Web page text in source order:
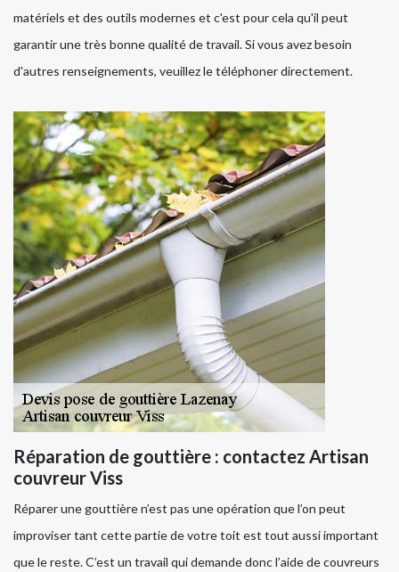
matériels et des outils modernes et c'est pour cela qu'il peut
garantir une très bonne qualité de travail. Si vous avez besoin
d'autres renseignements, veuillez le téléphoner directement.
Réparation de gouttière : contactez Artisan
couvreur Viss
Réparer une gouttière n’est pas une opération que l’on peut
improviser tant cette partie de votre toit est tout aussi important
que le reste. C’est un travail qui demande donc l’aide de couvreurs